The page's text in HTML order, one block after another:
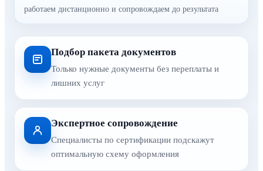
работаем дистанционно и сопровождаем до результата
Подбор пакета документов
Только нужные документы без переплаты и
лишних услуг
Экспертное сопровождение
Специалисты по сертификации подскажут
оптимальную схему оформления